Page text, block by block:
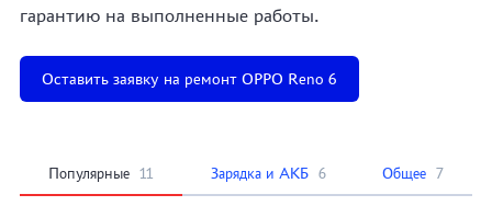
гарантию на выполненные работы.
Оставить заявку на ремонт OPPO Reno 6
Популярные 11 Зарядка и АКБ 6 Общее 7